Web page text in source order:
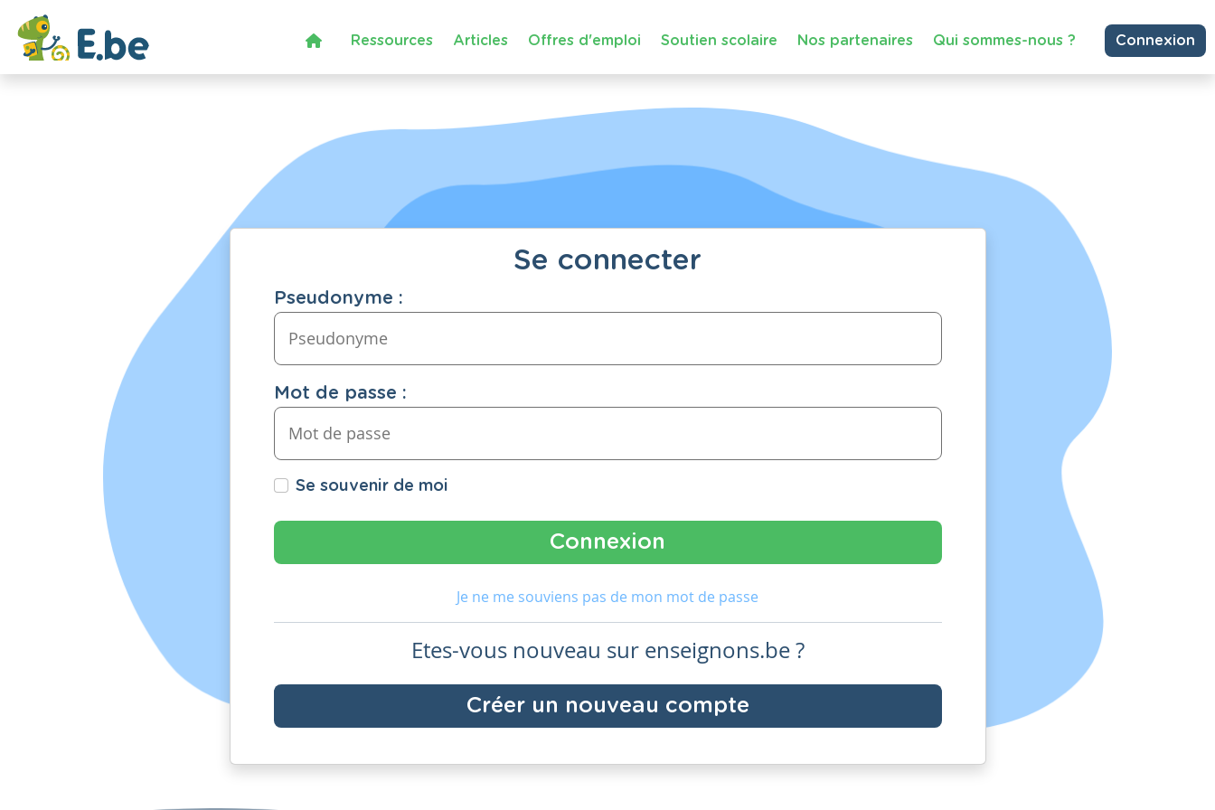
Ressources Articles Offres d'emploi Soutien scolaire Nos partenaires Qui sommes-nous ? Connexion
Se connecter
Pseudonyme :
Mot de passe :
Se souvenir de moi
Je ne me souviens pas de mon mot de passe
Etes-vous nouveau sur enseignons.be ?
Créer un nouveau compte